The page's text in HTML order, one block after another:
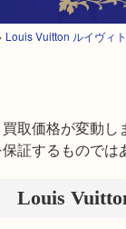
Louis Vuitton ルイヴィ
取価格が変動し
証するものでは
Louis